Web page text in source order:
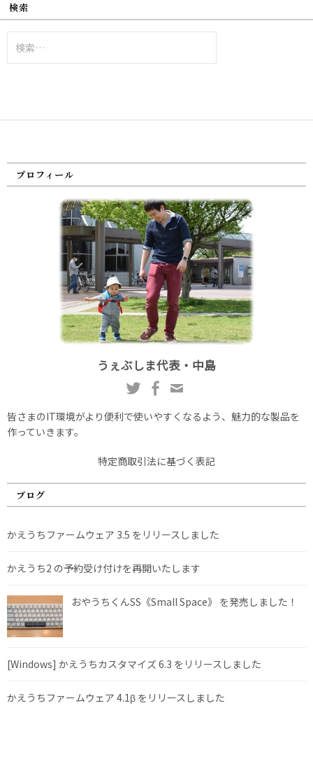
検索
索:
プロフィール
うぇぶしま代表・中島
皆さまのIT環境がより便利で使いやすくなるよう、魅力的な製品を
作っていきます。
特定商取引法に基づく表記
ブログ
かえうちファームウェア 3.5 をリリースしました
かえうち2 の予約受け付けを再開いたします
おやうちくんSS《Small Space》 を発売しました！
[Windows] かえうちカスタマイズ 6.3 をリリースしました
かえうちファームウェア 4.1β をリリースしました